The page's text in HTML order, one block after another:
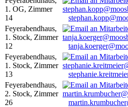
1. OG, Zimmer
14
Feyerabendhaus,
1. Stock, Zimmer
12
Feyerabendhaus,
1. Stock, Zimmer
13
Feyerabendhaus,
2. Stock, Zimmer
26